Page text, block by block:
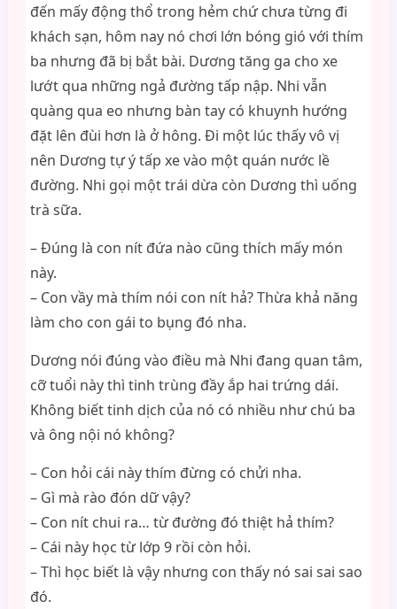
đến mấy động thổ trong hẻm chứ chưa từng đi
khách sạn, hôm nay nó chơi lớn bóng gió với thím
ba nhưng đã bị bắt bài. Dương tăng ga cho xe
lướt qua những ngả đường tấp nập. Nhi vẫn
quàng qua eo nhưng bàn tay có khuynh hướng
đặt lên đùi hơn là ở hông. Đi một lúc thấy vô vị
nên Dương tự ý tấp xe vào một quán nước lề
đường. Nhi gọi một trái dừa còn Dương thì uống
trà sữa.
– Đúng là con nít đứa nào cũng thích mấy món
này.
– Con vầy mà thím nói con nít hả? Thừa khả năng
làm cho con gái to bụng đó nha.
Dương nói đúng vào điều mà Nhi đang quan tâm,
cỡ tuổi này thì tinh trùng đầy ắp hai trứng dái.
Không biết tinh dịch của nó có nhiều như chú ba
và ông nội nó không?
– Con hỏi cái này thím đừng có chửi nha.
– Gì mà rào đón dữ vậy?
– Con nít chui ra… từ đường đó thiệt hả thím?
– Cái này học từ lớp 9 rồi còn hỏi.
– Thì học biết là vậy nhưng con thấy nó sai sai sao
đó.